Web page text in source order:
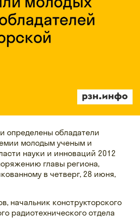
определены обладатели
молодым ученым и
науки и инноваций 2012
главы региона,
в четверг, 28 июня,
начальник конструкторского
радиотехнического отдела